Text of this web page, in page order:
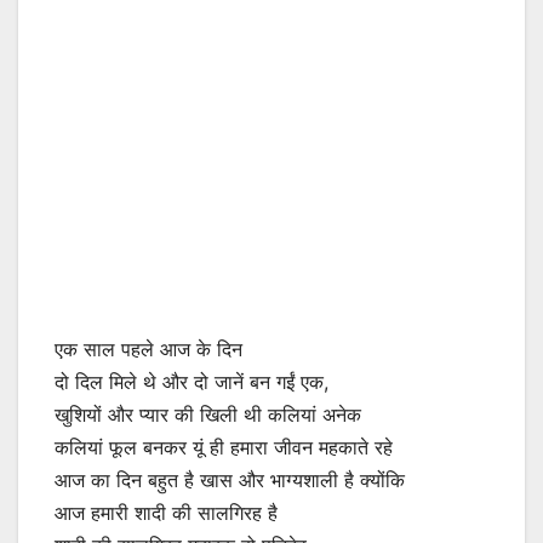
एक साल पहले आज के दिन
दो दिल मिले थे और दो जानें बन गईं एक,
खुशियों और प्यार की खिली थी कलियां अनेक
कलियां फूल बनकर यूं ही हमारा जीवन महकाते रहे
आज का दिन बहुत है खास और भाग्यशाली है क्योंकि
आज हमारी शादी की सालगिरह है